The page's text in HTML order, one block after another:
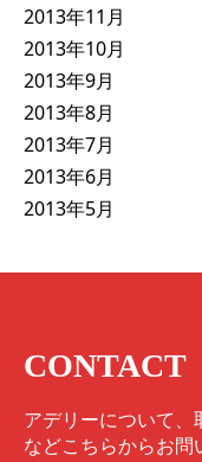
2013年11月
2013年10月
2013年9月
2013年8月
2013年7月
2013年6月
2013年5月
CONTACT
アデリーについて
などこちらからお問